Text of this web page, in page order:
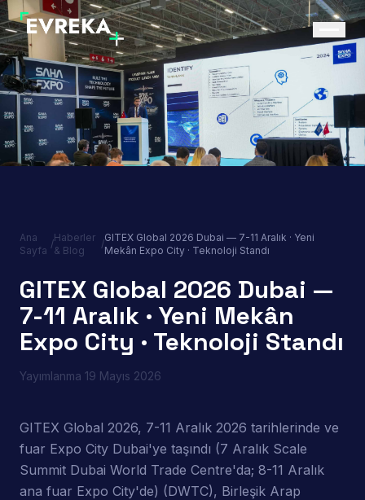
Ana
Sayfa
/
Haberler
& Blog
/
GITEX Global 2026 Dubai — 7-11 Aralık · Yeni
Mekân Expo City · Teknoloji Standı
GITEX Global 2026 Dubai —
7-11 Aralık · Yeni Mekân
Expo City · Teknoloji Standı
Yayımlanma 19 Mayıs 2026
GITEX Global 2026, 7-11 Aralık 2026 tarihlerinde ve
fuar Expo City Dubai'ye taşındı (7 Aralık Scale
Summit Dubai World Trade Centre'da; 8-11 Aralık
ana fuar Expo City'de) (DWTC), Birleşik Arap